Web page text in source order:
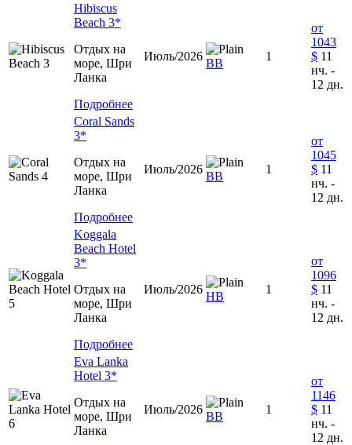
Hibiscus
Beach 3*
Отдых на
море, Шри
Ланка
Подробнее
Июль/2026
BB
1
от
1043
$ 11
нч. -
12 дн.
Coral Sands
3*
Отдых на
море, Шри
Ланка
Подробнее
Июль/2026
ВВ
1
от
1045
$ 11
нч. -
12 дн.
Koggala
Beach Hotel
3*
Отдых на
море, Шри
Ланка
Подробнее
Июль/2026
НВ
1
от
1096
$ 11
нч. -
12 дн.
Eva Lanka
Hotel 3*
Отдых на
море, Шри
Ланка
Июль/2026
ВВ
1
от
1146
$ 11
нч. -
12 дн.